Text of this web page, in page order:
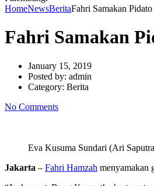
HomeNewsBeritaFahri Samakan
Fahri Samakan
January 15, 2019
Posted by: admin
Category: Berita
No Comments
Eva Kusuma Sundari (Ari
Jakarta – Fahri Hamzah menyamakan